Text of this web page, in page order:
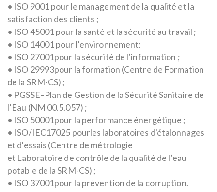
• ISO 9001 pour le management de la qualité et la
satisfaction des clients ;
• ISO 45001 pour la santé et la sécurité au travail ;
• ISO 14001 pour l’environnement;
• ISO 27001pour la sécurité de l’information ;
• ISO 29993pour la formation (Centre de Formation
de la SRM-CS) ;
• PGSSE–Plan de Gestion de la Sécurité Sanitaire de
l’Eau (NM 00.5.057) ;
• ISO 50001pour la performance énergétique ;
• ISO/IEC17025 pourles laboratoires d'étalonnages
et d'essais (Centre de métrologie
et Laboratoire de contrôle de la qualité de l’eau
potable de la SRM-CS) ;
• ISO 37001pour la prévention de la corruption.